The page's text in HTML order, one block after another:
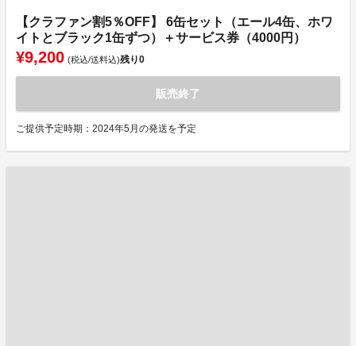
【クラファン割5％OFF】 6缶セット（エール4缶、ホワ
イトとブラック1缶ずつ）＋サービス券（4000円）
¥9,200 (税込/送料込)残り0
販売終了
ご提供予定時期：2024年5月の発送を予定